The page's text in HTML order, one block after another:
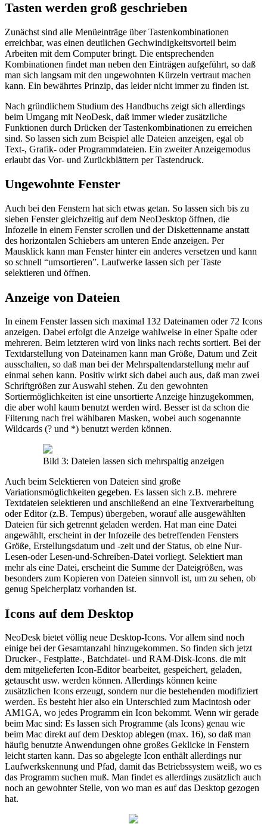
Tasten werden groß geschrieben
Zunächst sind alle Menüeinträge über Tastenkombinationen
erreichbar, was einen deutlichen Gechwindigkeitsvorteil beim
Arbeiten mit dem Computer bringt. Die entsprechenden
Kombinationen findet man neben den Einträgen aufgeführt, so daß
man sich langsam mit den ungewohnten Kürzeln vertraut machen
kann. Ein bewährtes Prinzip, das leider nicht immer zu finden ist.
Nach gründlichem Studium des Handbuchs zeigt sich allerdings
beim Umgang mit NeoDesk, daß immer wieder zusätzliche
Funktionen durch Drücken der Tastenkombinationen zu erreichen
sind. So lassen sich zum Beispiel alle Dateien anzeigen, egal ob
Text-, Grafik- oder Programmdateien. Ein zweiter Anzeigemodus
erlaubt das Vor- und Zurückblättern per Tastendruck.
Ungewohnte Fenster
Auch bei den Fenstern hat sich etwas getan. So lassen sich bis zu
sieben Fenster gleichzeitig auf dem NeoDesktop öffnen, die
Infozeile in einem Fenster scrollen und der Diskettenname anstatt
des horizontalen Schiebers am unteren Ende anzeigen. Per
Mausklick kann man Fenster hinter ein anderes versetzen und kann
so schnell “umsortieren”. Laufwerke lassen sich per Taste
selektieren und öffnen.
Anzeige von Dateien
In einem Fenster lassen sich maximal 132 Dateinamen oder 72 Icons
anzeigen. Dabei erfolgt die Anzeige wahlweise in einer Spalte oder
mehreren. Beim letzteren wird von links nach rechts sortiert. Bei der
Textdarstellung von Dateinamen kann man Größe, Datum und Zeit
ausschalten, so daß man bei der Mehrspaltendarstellung mehr auf
einmal sehen kann. Positiv wirkt sich dabei auch aus, daß man zwei
Schriftgrößen zur Auswahl stehen. Zu den gewohnten
Sortiermöglichkeiten ist eine unsortierte Anzeige hinzugekommen,
die aber wohl kaum benutzt werden wird. Besser ist da schon die
Filterung nach frei wählbaren Masken, wobei auch sogenannte
Wildcards (? und *) benutzt werden können.
Bild 3: Dateien lassen sich mehrspaltig anzeigen
Auch beim Selektieren von Dateien sind große
Variationsmöglichkeiten gegeben. Es lassen sich z.B. mehrere
Textdateien selektieren und anschließend an eine Textverarbeitung
oder Editor (z.B. Tempus) übergeben, worauf alle ausgewählten
Dateien für sich getrennt geladen werden. Hat man eine Datei
angewählt, erscheint in der Infozeile des betreffenden Fensters
Größe, Erstellungsdatum und -zeit und der Status, ob eine Nur-
Lesen-oder Lesen-und-Schreiben-Datei vorliegt. Selektiert man
mehr als eine Datei, erscheint die Summe der Dateigrößen, was
besonders zum Kopieren von Dateien sinnvoll ist, um zu sehen, ob
genug Speicherplatz vorhanden ist.
Icons auf dem Desktop
NeoDesk bietet völlig neue Desktop-Icons. Vor allem sind noch
einige bei der Gesamtanzahl hinzugekommen. So finden sich jetzt
Drucker-, Festplatte-, Batchdatei- und RAM-Disk-Icons. die mit
dem mitgelieferten Icon-Editor bearbeitet, gespeichert, geladen,
getauscht usw. werden können. Allerdings können keine
zusätzlichen Icons erzeugt, sondern nur die bestehenden modifiziert
werden. Es besteht hier also ein Unterschied zum Macintosh oder
AM1GA, wo jedes Programm ein Icon bekommt. Wenn wir gerade
beim Mac sind: Es lassen sich Programme (als Icons) genau wie
beim Mac direkt auf dem Desktop ablegen (max. 16), so daß man
häufig benutzte Anwendungen ohne großes Geklicke in Fenstern
leicht starten kann. Das so abgelegte Icon enthält allerdings nur
Laufwerkskennung und Pfad, damit das Betriebssystem weiß, wo es
das Programm suchen muß. Man findet es allerdings zusätzlich auch
noch an gewohnter Stelle, von wo man es auf das Desktop gezogen
hat.